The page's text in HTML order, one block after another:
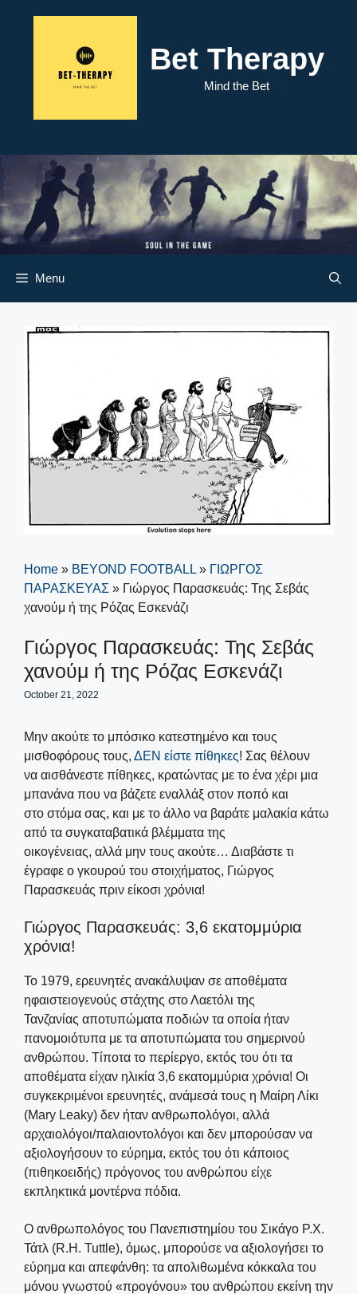
Bet Therapy
Mind the Bet
Menu
Home » BEYOND FOOTBALL » ΓΙΩΡΓΟΣ
ΠΑΡΑΣΚΕΥΑΣ » Γιώργος Παρασκευάς: Της Σεβάς
χανούμ ή της Ρόζας Εσκενάζι
Γιώργος Παρασκευάς: Της Σεβάς
χανούμ ή της Ρόζας Εσκενάζι
October 21, 2022
Μην ακούτε το μπόσικο κατεστημένο και τους
μισθοφόρους τους, ΔΕΝ είστε πίθηκες! Σας θέλουν
να αισθάνεστε πίθηκες, κρατώντας με το ένα χέρι μια
μπανάνα που να βάζετε εναλλάξ στον ποπό και
στο στόμα σας, και με το άλλο να βαράτε μαλακία κάτω
από τα συγκαταβατικά βλέμματα της
οικογένειας, αλλά μην τους ακούτε… Διαβάστε τι
έγραφε ο γκουρού του στοιχήματος, Γιώργος
Παρασκευάς πριν είκοσι χρόνια!
Γιώργος Παρασκευάς: 3,6 εκατομμύρια
χρόνια!
Το 1979, ερευνητές ανακάλυψαν σε αποθέματα
ηφαιστειογενούς στάχτης στο Λαετόλι της
Τανζανίας αποτυπώματα ποδιών τα οποία ήταν
πανομοιότυπα με τα αποτυπώματα του σημερινού
ανθρώπου. Τίποτα το περίεργο, εκτός του ότι τα
αποθέματα είχαν ηλικία 3,6 εκατομμύρια χρόνια! Οι
συγκεκριμένοι ερευνητές, ανάμεσά τους η Μαίρη Λίκι
(Mary Leaky) δεν ήταν ανθρωπολόγοι, αλλά
αρχαιολόγοι/παλαιοντολόγοι και δεν μπορούσαν να
αξιολογήσουν το εύρημα, εκτός του ότι κάποιος
(πιθηκοειδής) πρόγονος του ανθρώπου είχε
εκπληκτικά μοντέρνα πόδια.
Ο ανθρωπολόγος του Πανεπιστημίου του Σικάγο Ρ.Χ.
Τάτλ (R.H. Tuttle), όμως, μπορούσε να αξιολογήσει το
εύρημα και απεφάνθη: τα απολιθωμένα κόκκαλα του
μόνου γνωστού «προγόνου» του ανθρώπου εκείνη την